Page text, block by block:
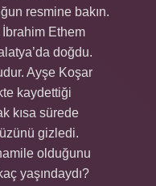
resmine bakın.
İbrahim Ethem
doğdu.
Ayşe Koşar
kaydettiği
kısa sürede
gizledi.
olduğunu
yaşındaydı?